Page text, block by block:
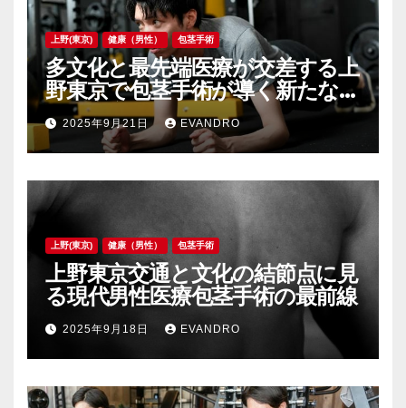
上野(東京) 健康（男性） 包茎手術
多文化と最先端医療が交差する上
野東京で包茎手術が導く新たな自
信と安心
2025年9月21日 EVANDRO
上野(東京) 健康（男性） 包茎手術
上野東京交通と文化の結節点に見
る現代男性医療包茎手術の最前線
2025年9月18日 EVANDRO